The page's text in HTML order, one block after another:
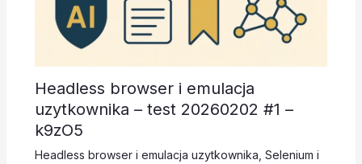
Headless browser i emulacja
uzytkownika – test 20260202 #1 –
k9zO5
Headless browser i emulacja uzytkownika Selenium i